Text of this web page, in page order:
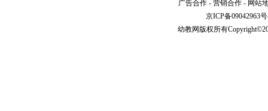
广告合作 - 营销合作 - 网站
京ICP备09042963
幼教网版权所有